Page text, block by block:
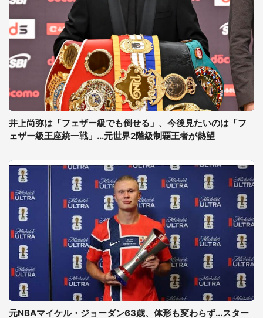
井上尚弥は「フェザー級でも倒せる」、今後見たいのは「フ
ェザー級王座統一戦」...元世界2階級制覇王者が熱望
元NBAマイケル・ジョーダン63歳、体形も変わらず...スター